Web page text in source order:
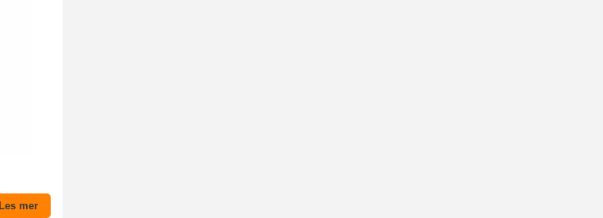
mer